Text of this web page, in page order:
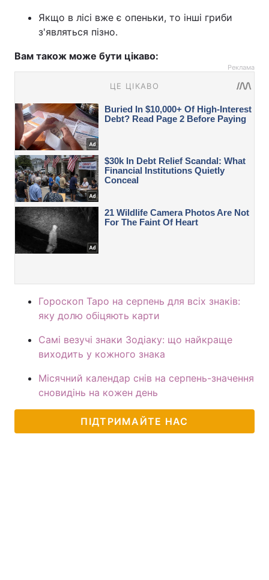
Якщо в лісі вже є опеньки, то інші гриби
з'являться пізно.
Вам також може бути цікаво:
Реклама
Гороскоп Таро на серпень для всіх знаків:
яку долю обіцяють карти
Самі везучі знаки Зодіаку: що найкраще
виходить у кожного знака
Місячний календар снів на серпень-значення
сновидінь на кожен день
ПІДТРИМАЙТЕ НАС